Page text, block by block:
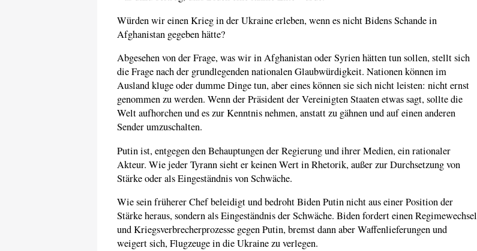
Würden wir einen Krieg in der Ukraine erleben, wenn es nicht Bidens Schande in
Afghanistan gegeben hätte?
Abgesehen von der Frage, was wir in Afghanistan oder Syrien hätten tun sollen, stellt sich
die Frage nach der grundlegenden nationalen Glaubwürdigkeit. Nationen können im
Ausland kluge oder dumme Dinge tun, aber eines können sie sich nicht leisten: nicht ernst
genommen zu werden. Wenn der Präsident der Vereinigten Staaten etwas sagt, sollte die
Welt aufhorchen und es zur Kenntnis nehmen, anstatt zu gähnen und auf einen anderen
Sender umzuschalten.
Putin ist, entgegen den Behauptungen der Regierung und ihrer Medien, ein rationaler
Akteur. Wie jeder Tyrann sieht er keinen Wert in Rhetorik, außer zur Durchsetzung von
Stärke oder als Eingeständnis von Schwäche.
Wie sein früherer Chef beleidigt und bedroht Biden Putin nicht aus einer Position der
Stärke heraus, sondern als Eingeständnis der Schwäche. Biden fordert einen Regimewechsel
und Kriegsverbrecherprozesse gegen Putin, bremst dann aber Waffenlieferungen und
weigert sich, Flugzeuge in die Ukraine zu verlegen.